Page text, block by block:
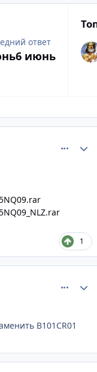
ответ
6 июнь
overview
1
B101CR01